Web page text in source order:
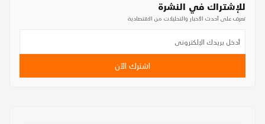
للإشتراك في النشرة
تعرف على أحدث الأخبار والتحليلات من الاقتصادية
اشترك الآن